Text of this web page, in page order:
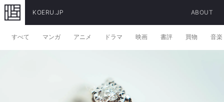
KOERU.JP ABOUT
すべて マンガ アニメ ドラマ 映画 書評 買物 音楽